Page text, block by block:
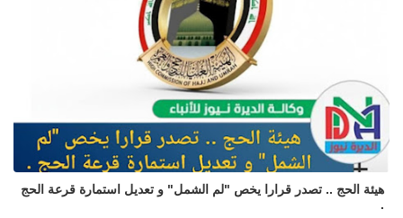
هيئة الحج .. تصدر قرارا يخص "لم الشمل" و تعديل استمارة قرعة الحج
.